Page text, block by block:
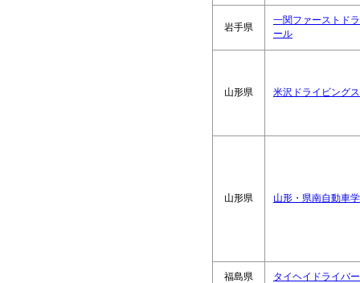
岩手県
一関ファーストド
ール
山形県 米沢ドライビング
山形県 山形・県南自動車
福島県 タイヘイドライバ